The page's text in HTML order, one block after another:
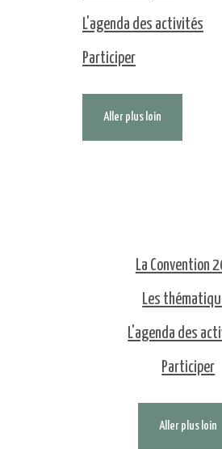
L'agenda des activités
Participer
Aller plus loin
La Convention
Les
L'agenda des
Participer
Aller plus loin